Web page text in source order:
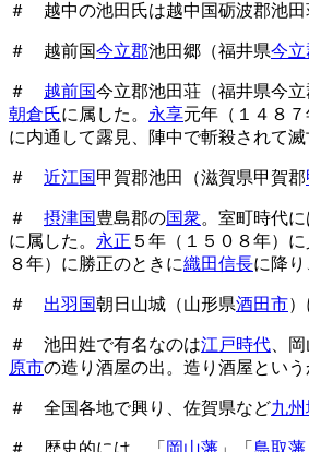
＃ 越中の池田氏は越中国砺波郡池田
＃ 越前国今立郡池田郷（福井県今
＃ 越前国今立郡池田荘（福井県今
朝倉氏に属した。 永享元年（１４８
に内通して露見、陣中で斬殺されて滅
＃ 近江国甲賀郡池田（滋賀県甲賀郡
＃ 摂津国豊島郡の国衆。室町時代
に属した。 永正 ５年（１５０８年）
８年）に勝正のときに織田信長に降
＃ 出羽国朝日山城（山形県酒田市
＃ 池田姓で有名なのは江戸時代 、岡
原市の造り酒屋の出。造り酒屋とい
＃ 全国各地で興り、佐賀県など九
＃ 歴史的には、「 岡山藩 」「 鳥取藩